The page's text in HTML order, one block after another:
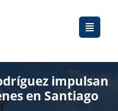
impulsan
en Santiago